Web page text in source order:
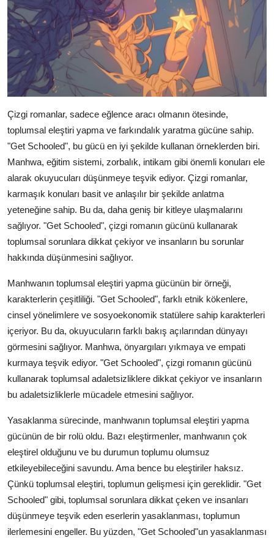
Çizgi romanlar, sadece eğlence aracı olmanın ötesinde,
toplumsal eleştiri yapma ve farkındalık yaratma gücüne sahip.
"Get Schooled", bu gücü en iyi şekilde kullanan örneklerden biri.
Manhwa, eğitim sistemi, zorbalık, intikam gibi önemli konuları ele
alarak okuyucuları düşünmeye teşvik ediyor. Çizgi romanlar,
karmaşık konuları basit ve anlaşılır bir şekilde anlatma
yeteneğine sahip. Bu da, daha geniş bir kitleye ulaşmalarını
sağlıyor. "Get Schooled", çizgi romanın gücünü kullanarak
toplumsal sorunlara dikkat çekiyor ve insanların bu sorunlar
hakkında düşünmesini sağlıyor.
Manhwanın toplumsal eleştiri yapma gücünün bir örneği,
karakterlerin çeşitliliği. "Get Schooled", farklı etnik kökenlere,
cinsel yönelimlere ve sosyoekonomik statülere sahip karakterleri
içeriyor. Bu da, okuyucuların farklı bakış açılarından dünyayı
görmesini sağlıyor. Manhwa, önyargıları yıkmaya ve empati
kurmaya teşvik ediyor. "Get Schooled", çizgi romanın gücünü
kullanarak toplumsal adaletsizliklere dikkat çekiyor ve insanların
bu adaletsizliklerle mücadele etmesini sağlıyor.
Yasaklanma sürecinde, manhwanın toplumsal eleştiri yapma
gücünün de bir rolü oldu. Bazı eleştirmenler, manhwanın çok
eleştirel olduğunu ve bu durumun toplumu olumsuz
etkileyebileceğini savundu. Ama bence bu eleştiriler haksız.
Çünkü toplumsal eleştiri, toplumun gelişmesi için gereklidir. "Get
Schooled" gibi, toplumsal sorunlara dikkat çeken ve insanları
düşünmeye teşvik eden eserlerin yasaklanması, toplumun
ilerlemesini engeller. Bu yüzden, "Get Schooled"un yasaklanması